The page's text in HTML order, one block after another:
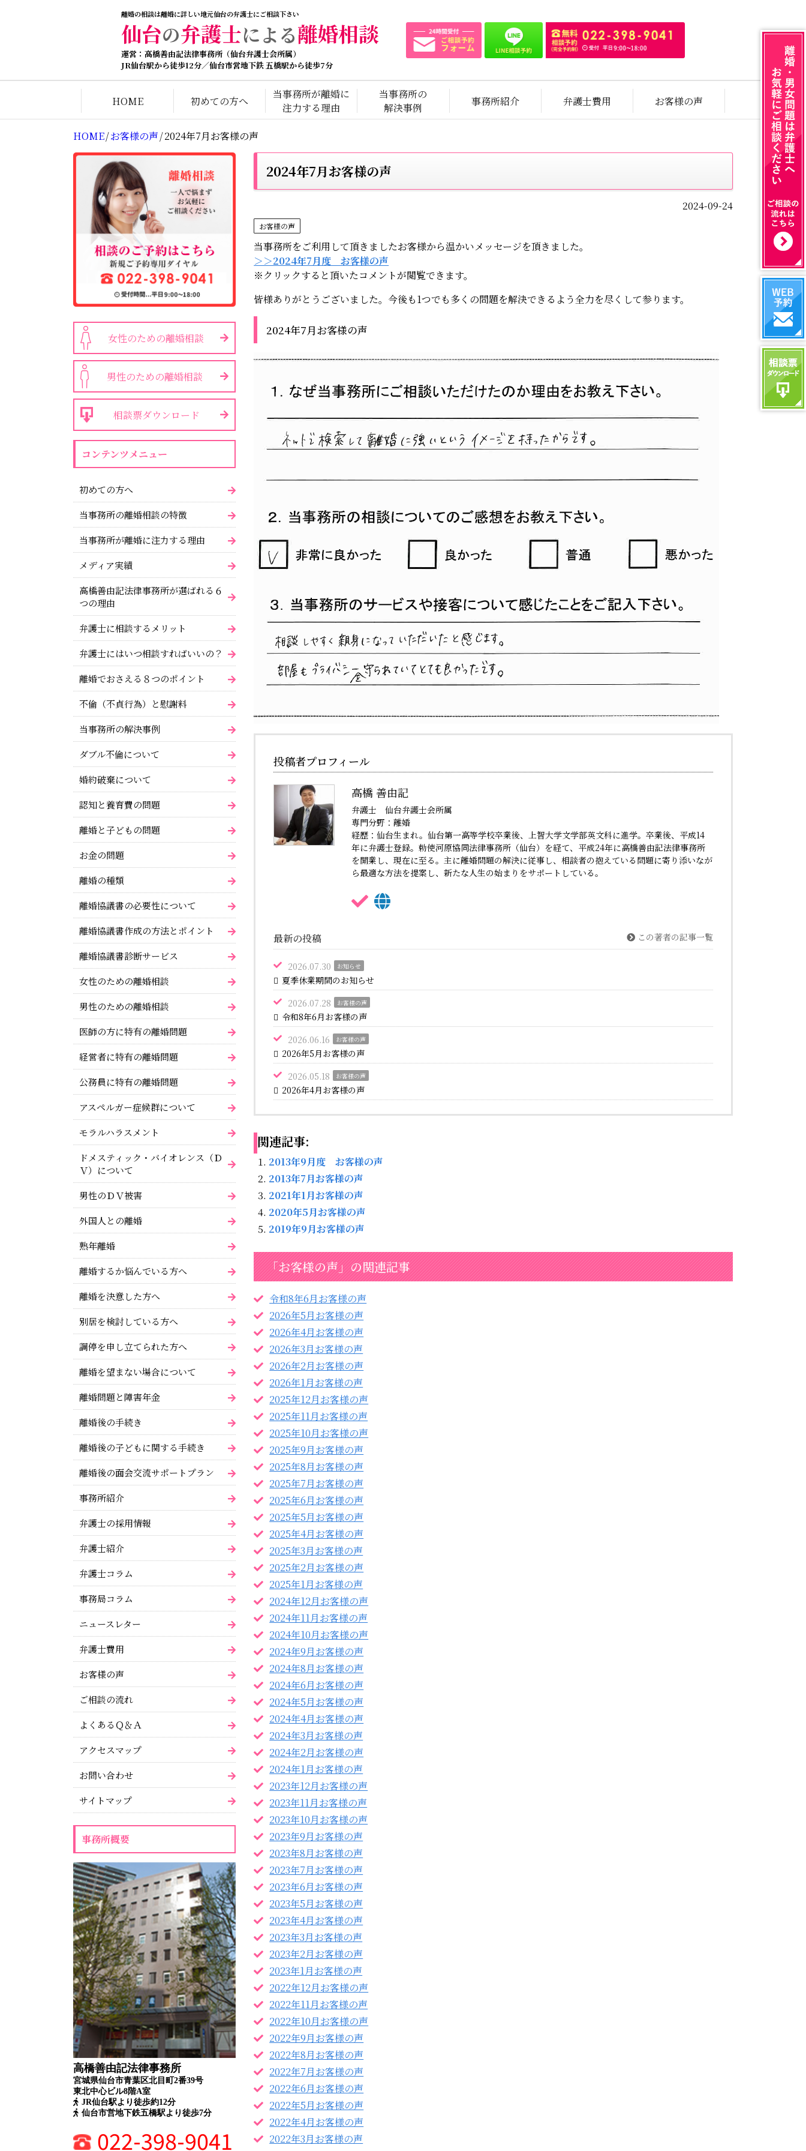
離婚の相談は離婚に詳しい地元仙台の弁護士にご相談下さい
仙台の弁護士による離婚相談
運営：高橋善由記法律事務所（仙台弁護士会所属）
JR仙台駅から徒歩12分／仙台市営地下鉄 五橋駅から徒歩7分
HOME 初めての方へ
当事務所が離婚に
注力する理由
当事務所の
解決事例
事務所紹介 弁護士費用 お客様の声
HOME/お客様の声/2024年7月お客様の声
女性のための離婚相談
男性のための離婚相談
相談票ダウンロード
コンテンツメニュー
初めての方へ
当事務所の離婚相談の特徴
当事務所が離婚に注力する理由
メディア実績
高橋善由記法律事務所が選ばれる６
つの理由
弁護士に相談するメリット
弁護士にはいつ相談すればいいの？
離婚でおさえる８つのポイント
不倫（不貞行為）と慰謝料
当事務所の解決事例
ダブル不倫について
婚約破棄について
認知と養育費の問題
離婚と子どもの問題
お金の問題
離婚の種類
離婚協議書の必要性について
離婚協議書作成の方法とポイント
離婚協議書診断サービス
女性のための離婚相談
男性のための離婚相談
医師の方に特有の離婚問題
経営者に特有の離婚問題
公務員に特有の離婚問題
アスペルガー症候群について
モラルハラスメント
ドメスティック・バイオレンス（Ｄ
Ｖ）について
男性のＤＶ被害
外国人との離婚
熟年離婚
離婚するか悩んでいる方へ
離婚を決意した方へ
別居を検討している方へ
調停を申し立てられた方へ
離婚を望まない場合について
離婚問題と障害年金
離婚後の手続き
離婚後の子どもに関する手続き
離婚後の面会交流サポートプラン
事務所紹介
弁護士の採用情報
弁護士紹介
弁護士コラム
事務局コラム
ニュースレター
弁護士費用
お客様の声
ご相談の流れ
よくあるＱ＆Ａ
アクセスマップ
お問い合わせ
サイトマップ
事務所概要
高橋善由記法律事務所
宮城県仙台市青葉区北目町2番39号
東北中心ビル8階A室
JR仙台駅より徒歩約12分
仙台市営地下鉄五橋駅より徒歩7分
022-398-9041
2024年7月お客様の声
2024-09-24
お客様の声
当事務所をご利用して頂きましたお客様から温かいメッセージを頂きました。
＞＞2024年7月度 お客様の声
※クリックすると頂いたコメントが閲覧できます。
皆様ありがとうございました。今後も1つでも多くの問題を解決できるよう全力を尽くして参ります。
2024年7月お客様の声
投稿者プロフィール
高橋 善由記
弁護士 仙台弁護士会所属
専門分野：離婚
経歴：仙台生まれ。仙台第一高等学校卒業後、上智大学文学部英文科に進学。卒業後、平成14
年に弁護士登録。勅使河原協同法律事務所（仙台）を経て、平成24年に高橋善由記法律事務所
を開業し、現在に至る。主に離婚問題の解決に従事し、相談者の抱えている問題に寄り添いなが
ら最適な方法を提案し、新たな人生の始まりをサポートしている。
最新の投稿 この著者の記事一覧
2026.07.30 お知らせ
夏季休業期間のお知らせ
2026.07.28
お客様の声
令和8年6月お客様の声
2026.06.16
お客様の声
2026年5月お客様の声
2026.05.18
お客様の声
2026年4月お客様の声
関連記事:
2013年9月度 お客様の声
2013年7月お客様の声
2021年1月お客様の声
2020年5月お客様の声
2019年9月お客様の声
「お客様の声」の関連記事
令和8年6月お客様の声
2026年5月お客様の声
2026年4月お客様の声
2026年3月お客様の声
2026年2月お客様の声
2026年1月お客様の声
2025年12月お客様の声
2025年11月お客様の声
2025年10月お客様の声
2025年9月お客様の声
2025年8月お客様の声
2025年7月お客様の声
2025年6月お客様の声
2025年5月お客様の声
2025年4月お客様の声
2025年3月お客様の声
2025年2月お客様の声
2025年1月お客様の声
2024年12月お客様の声
2024年11月お客様の声
2024年10月お客様の声
2024年9月お客様の声
2024年8月お客様の声
2024年6月お客様の声
2024年5月お客様の声
2024年4月お客様の声
2024年3月お客様の声
2024年2月お客様の声
2024年1月お客様の声
2023年12月お客様の声
2023年11月お客様の声
2023年10月お客様の声
2023年9月お客様の声
2023年8月お客様の声
2023年7月お客様の声
2023年6月お客様の声
2023年5月お客様の声
2023年4月お客様の声
2023年3月お客様の声
2023年2月お客様の声
2023年1月お客様の声
2022年12月お客様の声
2022年11月お客様の声
2022年10月お客様の声
2022年9月お客様の声
2022年8月お客様の声
2022年7月お客様の声
2022年6月お客様の声
2022年5月お客様の声
2022年4月お客様の声
2022年3月お客様の声